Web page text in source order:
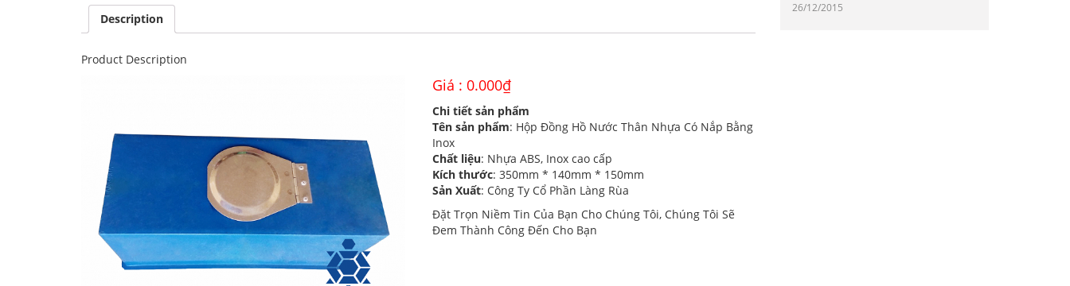
Description
Product Description
Giá : 0.000₫
Chi tiết sản phẩm
Tên sản phẩm: Hộp Đồng Hồ Nước Thân Nhựa Có Nắp Bằng
Inox
Chất liệu: Nhựa ABS, Inox cao cấp
Kích thước: 350mm * 140mm * 150mm
Sản Xuất: Công Ty Cổ Phần Làng Rùa
Đặt Trọn Niềm Tin Của Bạn Cho Chúng Tôi, Chúng Tôi Sẽ
Đem Thành Công Đến Cho Bạn
26/12/2015